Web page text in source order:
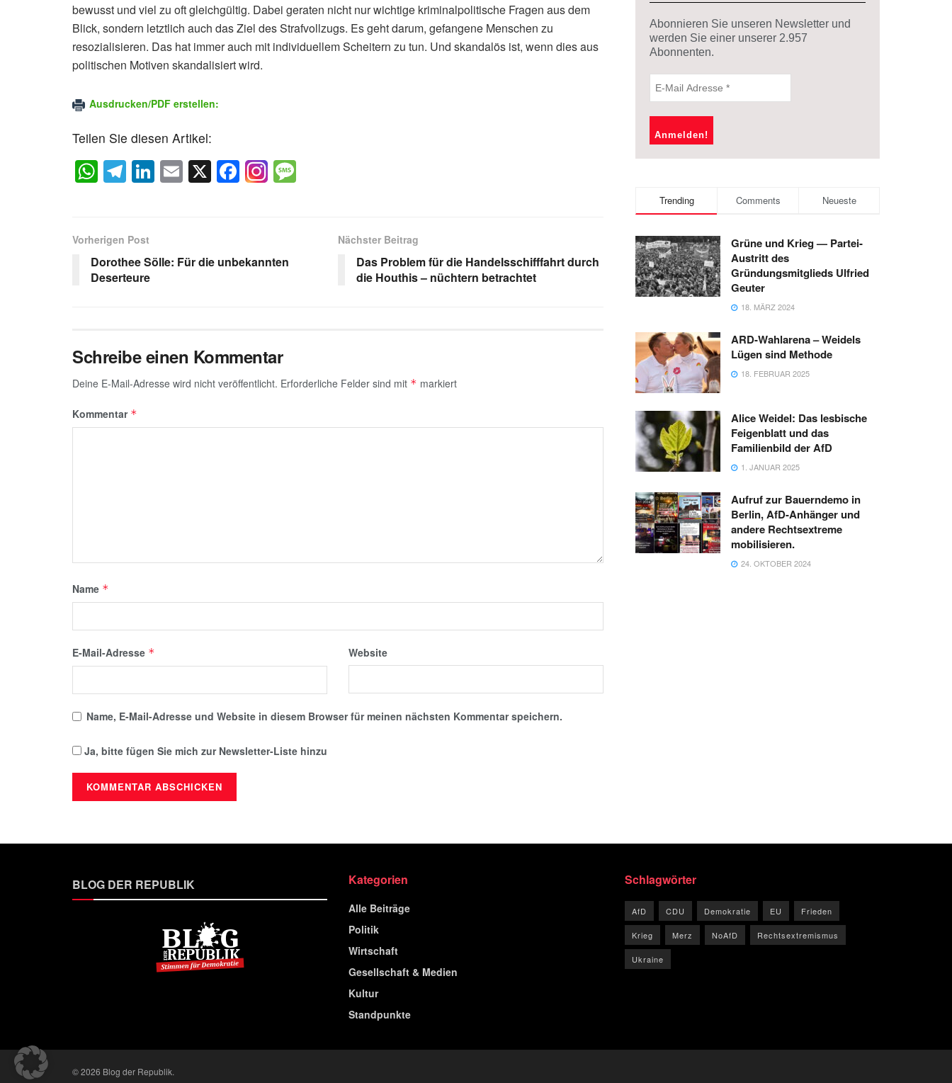
bewusst und viel zu oft gleichgültig. Dabei geraten nicht nur wichtige kriminalpolitische Fragen aus dem
Blick, sondern letztlich auch das Ziel des Strafvollzugs. Es geht darum, gefangene Menschen zu
resozialisieren. Das hat immer auch mit individuellem Scheitern zu tun. Und skandalös ist, wenn dies aus
politischen Motiven skandalisiert wird.
Ausdrucken/PDF erstellen:
Teilen Sie diesen Artikel:
W
h
s
A
p
T
el
gr
a
m
Li
n
dI
E
m
X F
a
b
Vorherigen Post
Dorothee Sölle: Für die unbekannten
Deserteure
Nächster Beitrag
Das Problem für die Handelsschifffahrt durch
die Houthis – nüchtern betrachtet
Schreibe einen Kommentar
Deine E-Mail-Adresse wird nicht veröffentlicht. Erforderliche Felder sind mit * markiert
Kommentar *
Name *
E-Mail-Adresse * Website
Name, E-Mail-Adresse und Website in diesem Browser für meinen nächsten Kommentar speichern.
Ja, bitte fügen Sie mich zur Newsletter-Liste hinzu
Abonnieren Sie unseren Newsletter und
werden Sie einer unserer 2.957
Abonnenten.
Trending Comments Neueste
Grüne und Krieg — Partei-
Austritt des
Gründungsmitglieds Ulfried
Geuter
18. MÄRZ 2024
ARD-Wahlarena – Weidels
Lügen sind Methode
18. FEBRUAR 2025
Alice Weidel: Das lesbische
Feigenblatt und das
Familienbild der AfD
1. JANUAR 2025
Aufruf zur Bauerndemo in
Berlin, AfD-Anhänger und
andere Rechtsextreme
mobilisieren.
24. OKTOBER 2024
BLOG DER REPUBLIK Kategorien
Alle Beiträge
Politik
Wirtschaft
Gesellschaft & Medien
Kultur
Standpunkte
Schlagwörter
AfD CDU Demokratie EU Frieden
Krieg Merz NoAfD Rechtsextremismus
Ukraine
© 2026 Blog der Republik.